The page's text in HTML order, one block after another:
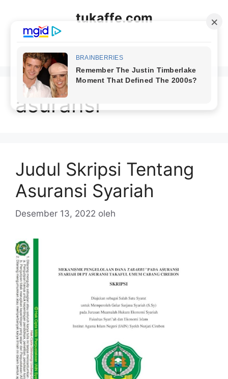
tukaffe.com
asuransi
Judul Skripsi Tentang
Asuransi Syariah
Desember 13, 2022 oleh